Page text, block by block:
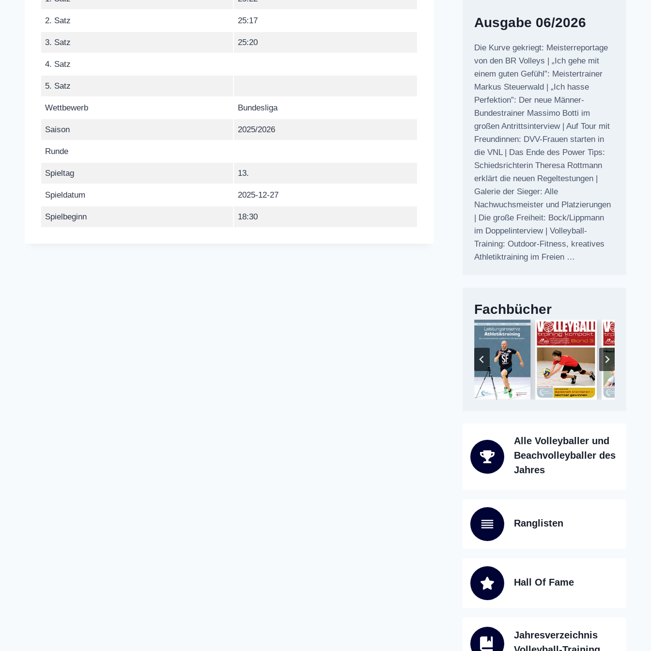
2. Satz 25:17
3. Satz 25:20
4. Satz
5. Satz
Wettbewerb Bundesliga
Saison 2025/2026
Runde
Spieltag 13.
Spieldatum 2025-12-27
Spielbeginn 18:30
Ausgabe 06/2026
Die Kurve gekriegt: Meisterreportage
von den BR Volleys | „Ich gehe mit
einem guten Gefühl”: Meistertrainer
Markus Steuerwald | „Ich hasse
Perfektion”: Der neue Männer-
Bundestrainer Massimo Botti im
großen Antrittsinterview | Auf Tour mit
Freundinnen: DVV-Frauen starten in
die VNL | Das Ende des Power Tips:
Schiedsrichterin Theresa Rottmann
erklärt die neuen Regeltestungen |
Galerie der Sieger: Alle
Nachwuchsmeister und Platzierungen
| Die große Freiheit: Bock/Lippmann
im Doppelinterview | Volleyball-
Training: Outdoor-Fitness, kreatives
Athletiktraining im Freien …
Fachbücher
Alle Volleyballer und
Beachvolleyballer des
Jahres
Ranglisten
Hall Of Fame
Jahresverzeichnis